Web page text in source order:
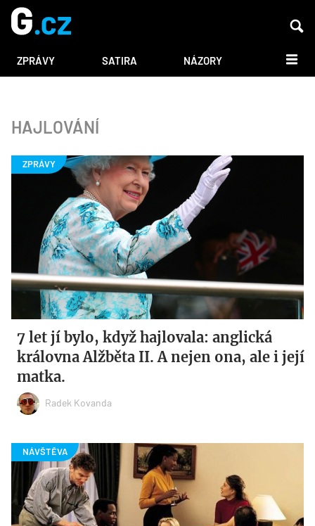
ZPRÁVY SATIRA NÁZORY DALŠÍ
HAJLOVÁNÍ
7 let jí bylo, když hajlovala: anglická
královna Alžběta II. A nejen ona, ale i její
matka.
Radek Kovanda